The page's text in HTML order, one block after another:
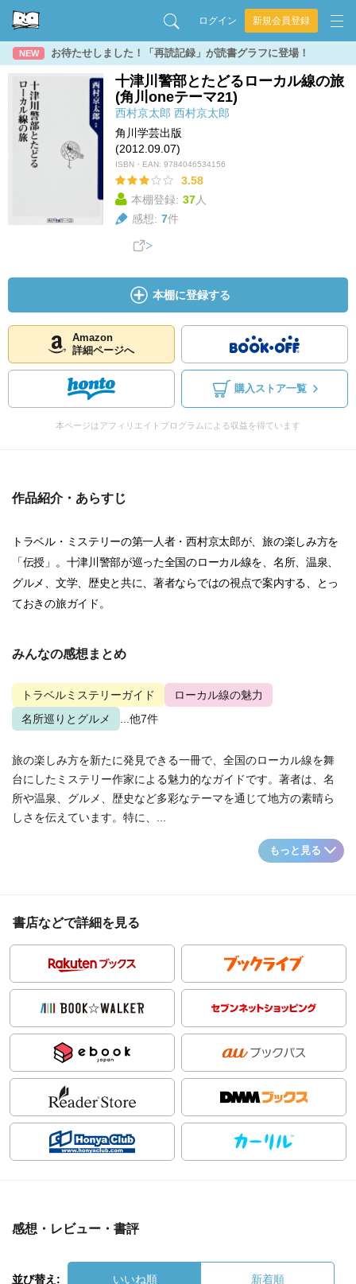
ログイン 新規会員登録
NEW お待たせしました！「再読記録」が読書グラフに登場！
十津川警部とたどるローカル線の旅
(角川oneテーマ21)
西村京太郎 西村京太郎
角川学芸出版
(2012.09.07)
ISBN・EAN: 9784046534156
3.58
本棚登録: 37人
感想: 7件
本棚に登録する
Amazon
詳細ページへ
購入ストア一覧
本ページはアフィリエイトプログラムによる収益を得ています
作品紹介・あらすじ
トラベル・ミステリーの第一人者・西村京太郎が、旅の楽しみ方を
「伝授」。十津川警部が巡った全国のローカル線を、名所、温泉、
グルメ、文学、歴史と共に、著者ならではの視点で案内する、とっ
ておきの旅ガイド。
みんなの感想まとめ
トラベルミステリーガイド
ローカル線の魅力
名所巡りとグルメ
...他7件
旅の楽しみ方を新たに発見できる一冊で、全国のローカル線を舞
台にしたミステリー作家による魅力的なガイドです。著者は、名
所や温泉、グルメ、歴史など多彩なテーマを通じて地方の素晴ら
しさを伝えています。特に、...
もっと見る
書店などで詳細を見る
感想・レビュー・書評
並び替え: いいね順 新着順